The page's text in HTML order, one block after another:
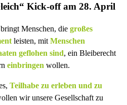
“ Kick-off am 28. April
Menschen, die großes
leisten, mitMenschen
geflohen sind, ein Bleiberecht
einbringen wollen.
Teilhabe zu erleben und zu
wir unsere Gesellschaft zu